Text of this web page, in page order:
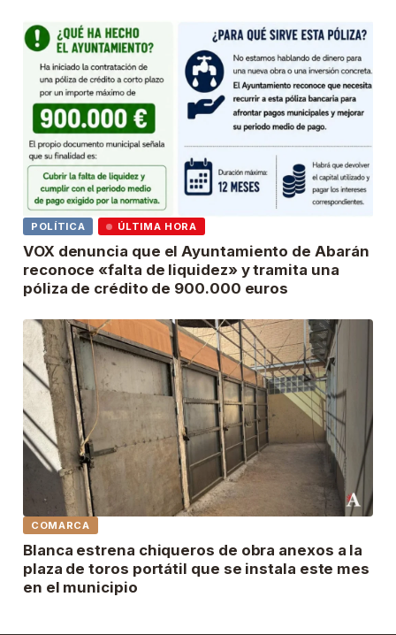
POLÍTICA ÚLTIMA HORA
VOX denuncia que el Ayuntamiento de Abarán
reconoce «falta de liquidez» y tramita una
póliza de crédito de 900.000 euros
COMARCA
Blanca estrena chiqueros de obra anexos a la
plaza de toros portátil que se instala este mes
en el municipio